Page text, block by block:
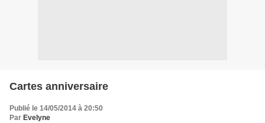
Cartes anniversaire
Publié le 14/05/2014 à 20:50
Par Evelyne